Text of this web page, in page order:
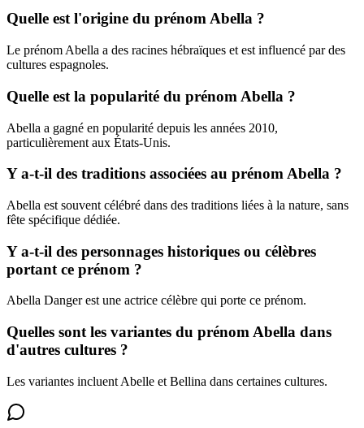
Quelle est l'origine du prénom Abella ?
Le prénom Abella a des racines hébraïques et est influencé par des
cultures espagnoles.
Quelle est la popularité du prénom Abella ?
Abella a gagné en popularité depuis les années 2010,
particulièrement aux États-Unis.
Y a-t-il des traditions associées au prénom Abella ?
Abella est souvent célébré dans des traditions liées à la nature, sans
fête spécifique dédiée.
Y a-t-il des personnages historiques ou célèbres
portant ce prénom ?
Abella Danger est une actrice célèbre qui porte ce prénom.
Quelles sont les variantes du prénom Abella dans
d'autres cultures ?
Les variantes incluent Abelle et Bellina dans certaines cultures.